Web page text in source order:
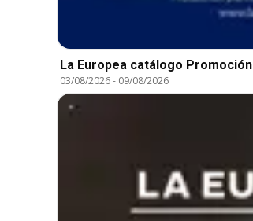
La Europea catálogo Promoción
03/08/2026- 09/08/2026